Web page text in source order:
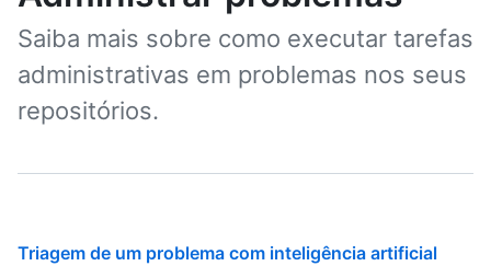
Saiba mais sobre como executar tarefas
administrativas em problemas nos seus
repositórios.
Triagem de um problema com inteligência artificial